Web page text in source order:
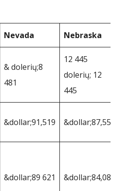
Nevada Nebraska
& dolerių;8
481
12 445
dolerių; 12
445
&dollar;91,519 &dollar;87,555
&dollar;89 621 &dollar;84,081